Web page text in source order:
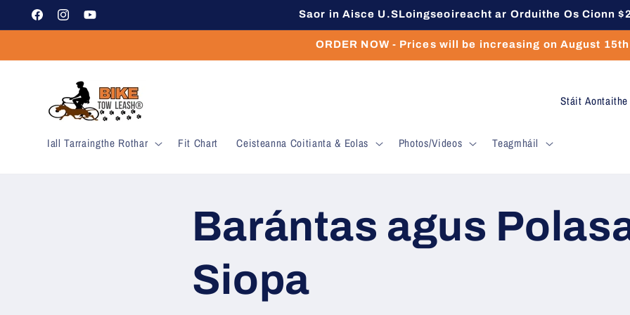
Léim ar
ábhar
FacebookInstagramYouTube
Saor in Aisce U.SLoingseoireacht ar Orduithe Os Cionn
ORDER NOW - Prices will be increasing on August 15th
Iall Tarraingthe Rothar Fit Chart Ceisteanna Coitianta & Eolas Photos/Videos Teagmháil
T
r
i
Barántas agus
Siopa